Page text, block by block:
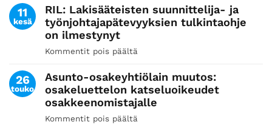
korjaustarpeesta
hallinto-
oikeus:
rakentamiseen, poikkeamisluvan
tarve
ja
11
kesä
RIL: Lakisääteisten suunnittelija- ja
työnjohtajapätevyyksien tulkintaohje
on ilmestynyt
Kommentit pois päältä
Lakisääteisten
suunnittelija-
ja
26
touko
Asunto-osakeyhtiölain muutos:
osakeluettelon katseluoikeudet
osakkeenomistajalle
Kommentit pois päältä